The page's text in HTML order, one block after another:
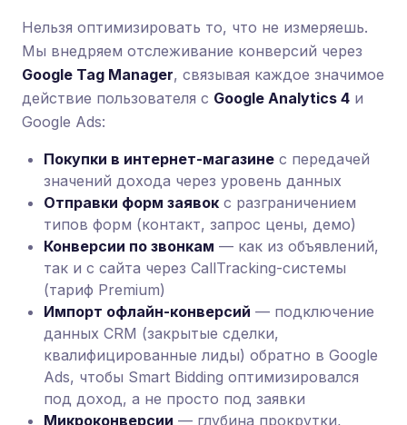
Нельзя оптимизировать то, что не измеряешь.
Мы внедряем отслеживание конверсий через
Google Tag Manager, связывая каждое значимое
действие пользователя с Google Analytics 4 и
Google Ads:
Покупки в интернет-магазине с передачей
значений дохода через уровень данных
Отправки форм заявок с разграничением
типов форм (контакт, запрос цены, демо)
Конверсии по звонкам — как из объявлений,
так и с сайта через CallTracking-системы
(тариф Premium)
Импорт офлайн-конверсий — подключение
данных CRM (закрытые сделки,
квалифицированные лиды) обратно в Google
Ads, чтобы Smart Bidding оптимизировался
под доход, а не просто под заявки
Микроконверсии — глубина прокрутки,